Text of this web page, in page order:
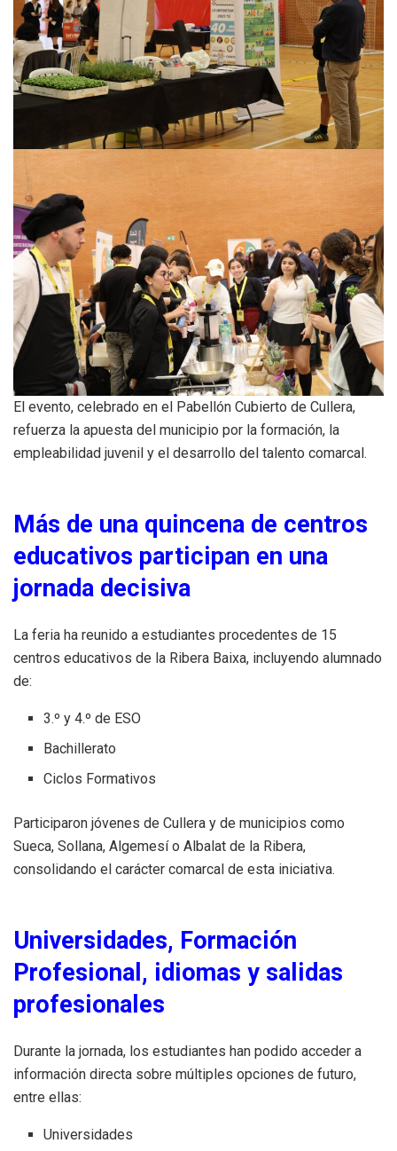
El evento, celebrado en el Pabellón Cubierto de Cullera,
refuerza la apuesta del municipio por la formación, la
empleabilidad juvenil y el desarrollo del talento comarcal.
Más de una quincena de centros
educativos participan en una
jornada decisiva
La feria ha reunido a estudiantes procedentes de 15
centros educativos de la Ribera Baixa, incluyendo alumnado
de:
3.º y 4.º de ESO
Bachillerato
Ciclos Formativos
Participaron jóvenes de Cullera y de municipios como
Sueca, Sollana, Algemesí o Albalat de la Ribera,
consolidando el carácter comarcal de esta iniciativa.
Universidades, Formación
Profesional, idiomas y salidas
profesionales
Durante la jornada, los estudiantes han podido acceder a
información directa sobre múltiples opciones de futuro,
entre ellas:
Universidades